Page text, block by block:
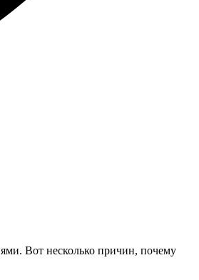
Вот несколько причин, почему